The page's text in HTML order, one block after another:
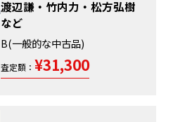
渡辺謙・竹内力・松方弘樹
など
B(一般的な中古品)
査定額： ¥31,300